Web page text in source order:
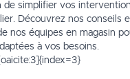
de simplifier vos
Découvrez nos conseils
nos équipes en magasin
à vos besoins.